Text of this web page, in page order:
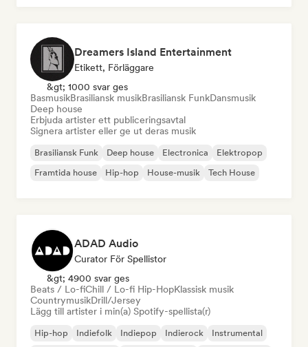
Dreamers Island Entertainment
Etikett, Förläggare
&gt; 1000 svar ges
BasmusikBrasiliansk musikBrasiliansk FunkDansmusik
Deep house
Erbjuda artister ett publiceringsavtal
Signera artister eller ge ut deras musik
Brasiliansk Funk Deep house Electronica
Elektropop
Framtida house
Hip-hop House-musik Tech House
ADAD Audio
Curator För Spellistor
&gt; 4900 svar ges
Beats / Lo-fiChill / Lo-fi Hip-HopKlassisk musik
CountrymusikDrill/Jersey
Lägg till artister i min(a) Spotify-spellista(r)
Hip-hop Indiefolk Indiepop Indierock
Instrumental